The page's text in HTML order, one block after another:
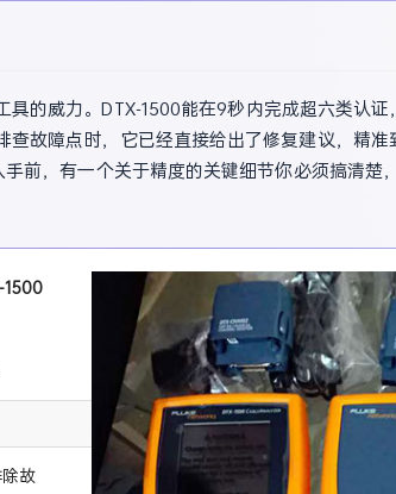
的威力。DTX-1500能在9秒内完成超六类认证
故障点时，它已经直接给出了修复建议，精准
前，有一个关于精度的关键细节你必须搞清楚
1500
故